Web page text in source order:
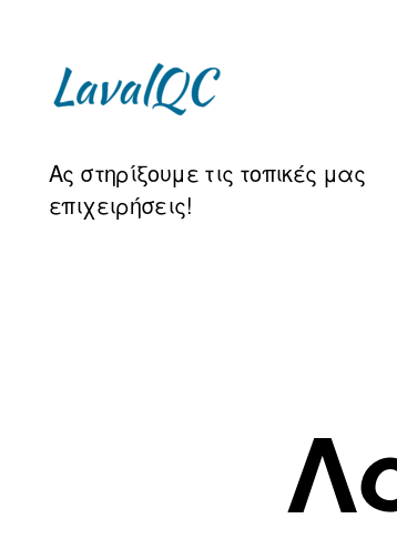
QC
Ας στηρίξουμε τις τοπικές μας
επιχειρήσεις!